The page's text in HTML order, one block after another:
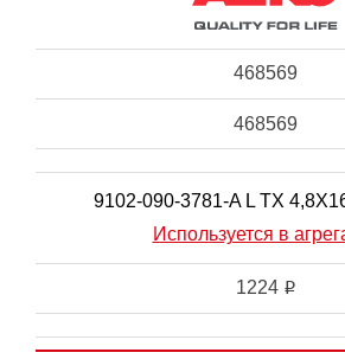
468569
468569
9102-090-3781-A L TX
Используется в
1224 i